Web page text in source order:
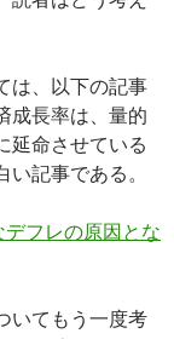
は、以下の記事
成長率は、量的
延命させている
記事である。
デフレの原因とな
いてもう一度考